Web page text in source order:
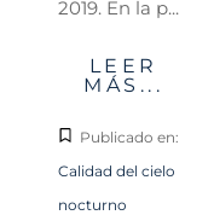
2019. En la p...
LEER
MÁS...
Publicado en:
Calidad del cielo
nocturno